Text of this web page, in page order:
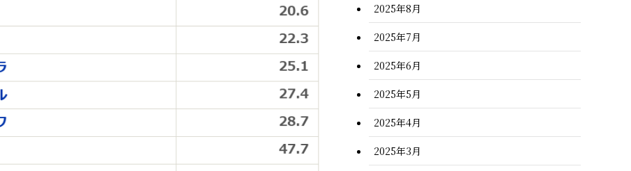
2025年8月
2025年7月
2025年6月
2025年5月
2025年4月
2025年3月